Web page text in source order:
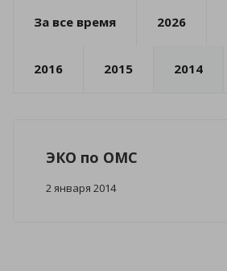
За все время 2026
2016 2015 2014
ЭКО по ОМС
2 января 2014